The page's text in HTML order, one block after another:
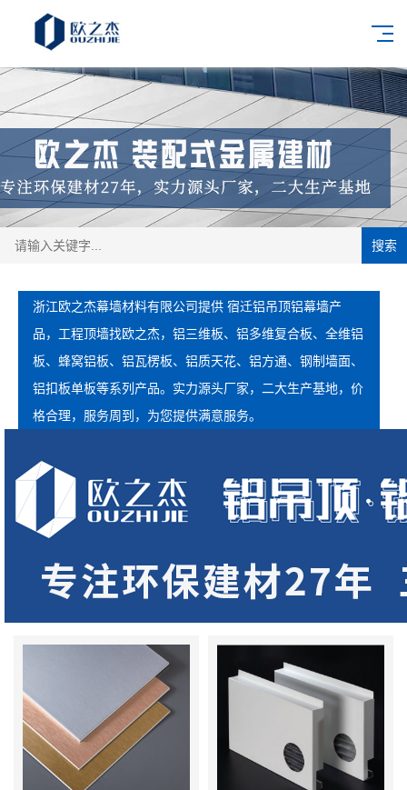
搜索
浙江欧之杰幕墙材料有限公司提供 宿迁铝吊顶铝幕墙产
品，工程顶墙找欧之杰，铝三维板、铝多维复合板、全维铝
板、蜂窝铝板、铝瓦楞板、铝质天花、铝方通、钢制墙面、
铝扣板单板等系列产品。实力源头厂家，二大生产基地，价
格合理，服务周到，为您提供满意服务。